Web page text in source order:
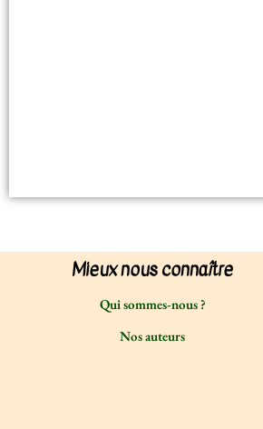
Mieux nous connaître
Qui sommes-nous ?
Nos auteurs